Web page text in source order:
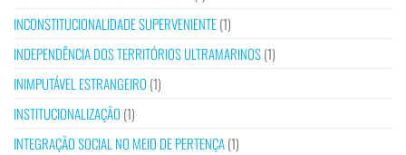
INCONSTITUCIONALIDADE SUPERVENIENTE(1)
INDEPENDÊNCIA DOS TERRITÓRIOS ULTRAMARINOS(1)
INIMPUTÁVEL ESTRANGEIRO (1)
INSTITUCIONALIZAÇÃO (1)
INTEGRAÇÃO SOCIAL NO MEIO DE PERTENÇA(1)